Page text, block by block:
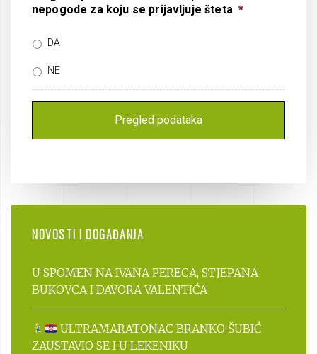
nepogode za koju se prijavljuje šteta *
DA
NE
NOVOSTI I DOGAĐANJA
U SPOMEN NA IVANA PERECA, STJEPANA
BUKOVCA I DAVORA VALENTIĆA
ULTRAMARATONAC BRANKO ŠUBIĆ
ZAUSTAVIO SE I U LEKENIKU